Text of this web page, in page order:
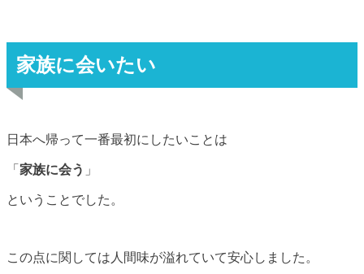
家族に会いたい
日本へ帰って一番最初にしたいことは
「 家族に会う 」
ということでした。
この点に関しては人間味が溢れていて安心しました。